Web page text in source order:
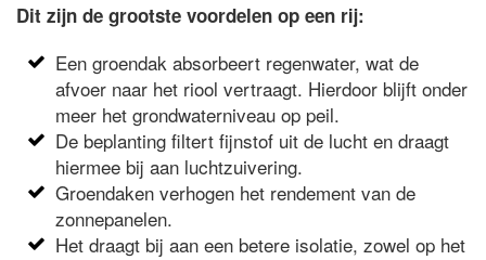
Dit zijn de grootste voordelen op een rij:
Een groendak absorbeert regenwater, wat de
afvoer naar het riool vertraagt. Hierdoor blijft onder
meer het grondwaterniveau op peil.
De beplanting filtert fijnstof uit de lucht en draagt
hiermee bij aan luchtzuivering.
Groendaken verhogen het rendement van de
zonnepanelen.
Het draagt bij aan een betere isolatie, zowel op het